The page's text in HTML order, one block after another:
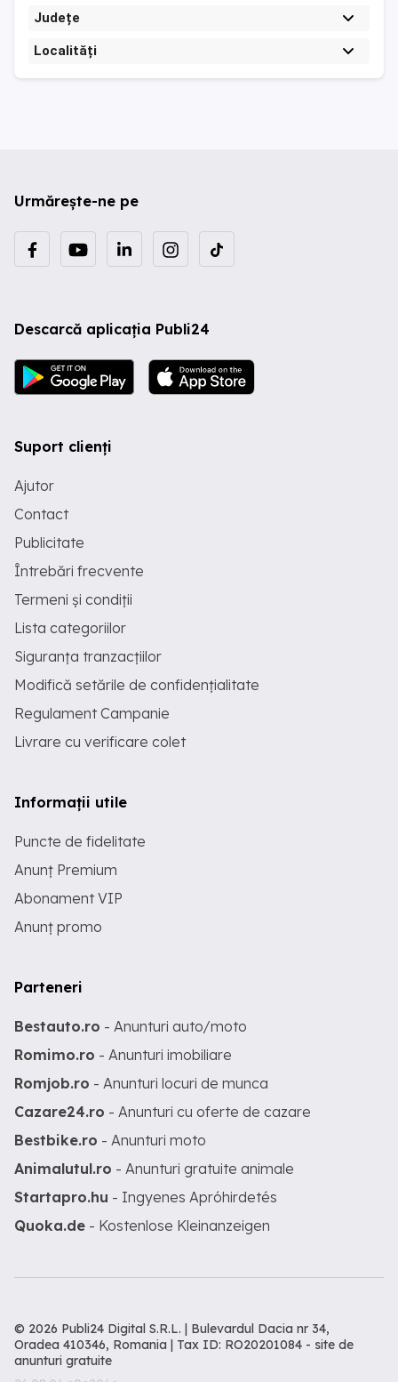
Județe
Localități
Urmărește-ne pe
Descarcă aplicația Publi24
Suport clienți
Ajutor
Contact
Publicitate
Întrebări frecvente
Termeni și condiții
Lista categoriilor
Siguranța tranzacțiilor
Modifică setările de confidențialitate
Regulament Campanie
Livrare cu verificare colet
Informații utile
Puncte de fidelitate
Anunț Premium
Abonament VIP
Anunț promo
Parteneri
Bestauto.ro - Anunturi auto/moto
Romimo.ro - Anunturi imobiliare
Romjob.ro - Anunturi locuri de munca
Cazare24.ro - Anunturi cu oferte de cazare
Bestbike.ro - Anunturi moto
Animalutul.ro - Anunturi gratuite animale
Startapro.hu - Ingyenes Apróhirdetés
Quoka.de - Kostenlose Kleinanzeigen
© 2026 Publi24 Digital S.R.L. | Bulevardul Dacia nr 34,
Oradea 410346, Romania | Tax ID: RO20201084 - site de
anunturi gratuite